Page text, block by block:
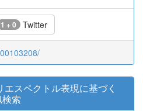
1 + 0 Twitter
エスペクトル表現に基づく
索